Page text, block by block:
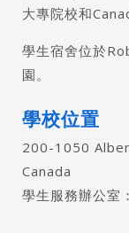
大專院校和
學生宿舍位於
園。
學校位置
200-1050
Canada
學⽣服務辦公